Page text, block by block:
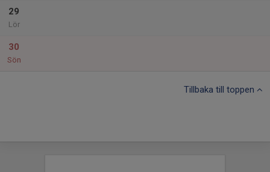
29
Lör
30
Sön
Tillbaka till toppen